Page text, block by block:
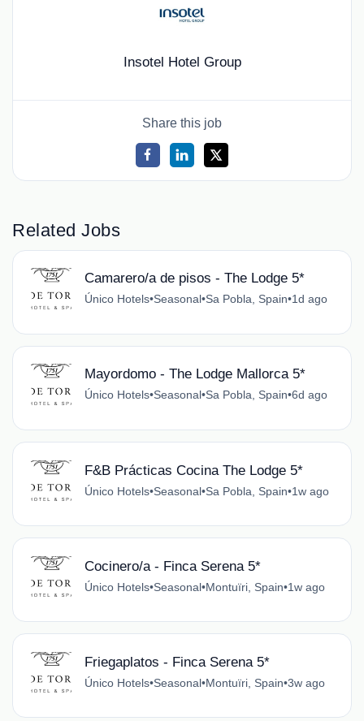
Insotel Hotel Group
Share this job
Related Jobs
Camarero/a de pisos - The Lodge 5*
Único Hotels•Seasonal•Sa Pobla, Spain•1d ago
Mayordomo - The Lodge Mallorca 5*
Único Hotels•Seasonal•Sa Pobla, Spain•6d ago
F&B Prácticas Cocina The Lodge 5*
Único Hotels•Seasonal•Sa Pobla, Spain•1w ago
Cocinero/a - Finca Serena 5*
Único Hotels•Seasonal•Montuïri, Spain•1w ago
Friegaplatos - Finca Serena 5*
Único Hotels•Seasonal•Montuïri, Spain•3w ago